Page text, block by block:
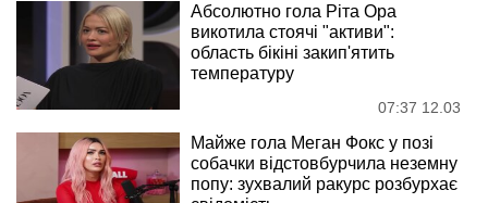
Абсолютно гола Ріта Ора
викотила стоячі "активи":
область бікіні закип'ятить
температуру
07:37 12.03
Майже гола Меган Фокс у позі
собачки відстовбурчила неземну
попу: зухвалий ракурс розбурхає